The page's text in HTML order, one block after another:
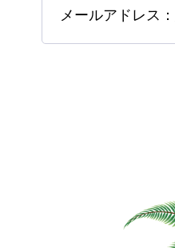
メールアドレス：